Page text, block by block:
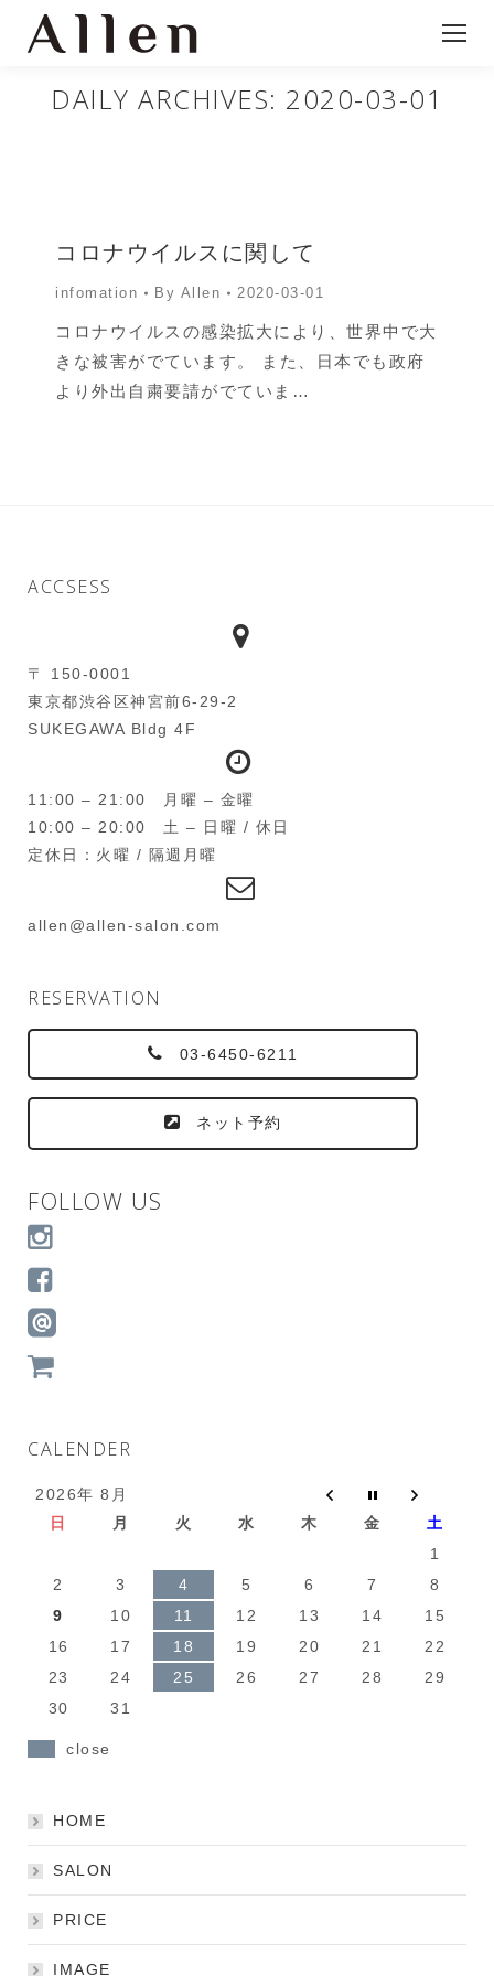
DAILY ARCHIVES: 2020-03-01
コロナウイルスに関して
infomation By Allen 2020-03-01
コロナウイルスの感染拡大により、世界中で大
きな被害がでています。 また、日本でも政府
より外出自粛要請がでていま…
ACCSESS
〒 150-0001
東京都渋谷区神宮前6-29-2
SUKEGAWA Bldg 4F
11:00 – 21:00 月曜 – 金曜
10:00 – 20:00 土 – 日曜 / 休日
定休日：火曜 / 隔週月曜
allen@allen-salon.com
RESERVATION
03-6450-6211
ネット予約
FOLLOW US
CALENDER
2026年 8月
日
月 火 水 木 金
土
1
2
3 4 5 6 7
8
9
10 11 12 13 14
15
16
17 18 19 20 21
22
23
24 25 26 27 28
29
30
31
close
HOME
SALON
PRICE
IMAGE